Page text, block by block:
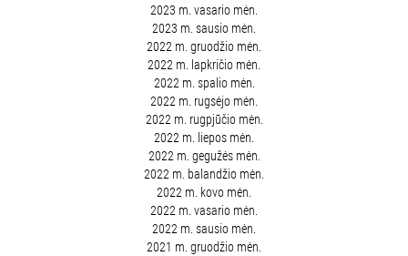
2023 m. vasario mėn.
2023 m. sausio mėn.
2022 m. gruodžio mėn.
2022 m. lapkričio mėn.
2022 m. spalio mėn.
2022 m. rugsėjo mėn.
2022 m. rugpjūčio mėn.
2022 m. liepos mėn.
2022 m. gegužės mėn.
2022 m. balandžio mėn.
2022 m. kovo mėn.
2022 m. vasario mėn.
2022 m. sausio mėn.
2021 m. gruodžio mėn.